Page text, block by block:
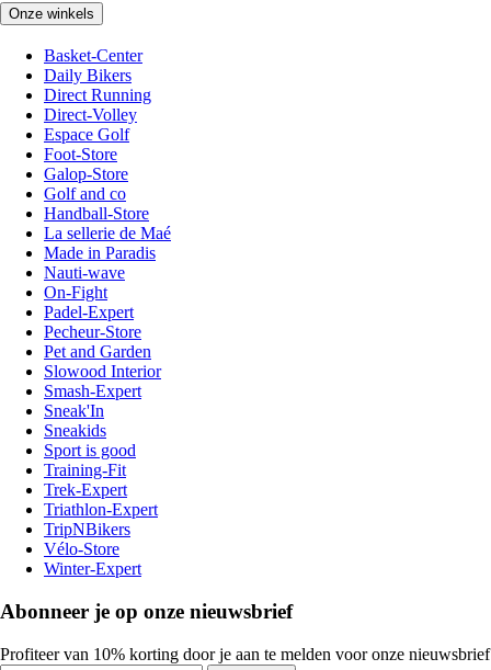
Onze winkels
Basket-Center
Daily Bikers
Direct Running
Direct-Volley
Espace Golf
Foot-Store
Galop-Store
Golf and co
Handball-Store
La sellerie de Maé
Made in Paradis
Nauti-wave
On-Fight
Padel-Expert
Pecheur-Store
Pet and Garden
Slowood Interior
Smash-Expert
Sneak'In
Sneakids
Sport is good
Training-Fit
Trek-Expert
Triathlon-Expert
TripNBikers
Vélo-Store
Winter-Expert
Abonneer je op onze nieuwsbrief
Profiteer van 10% korting door je aan te melden voor onze nieuwsbrief